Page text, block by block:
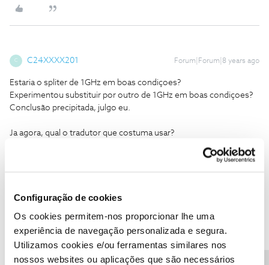
Configuração de cookies
Os cookies permitem-nos proporcionar lhe uma
experiência de navegação personalizada e segura.
Utilizamos cookies e/ou ferramentas similares nos
nossos websites ou aplicações que são necessários
C C24XXXX201 Forum|Forum|8 years ago
Estaria o spliter de 1GHz em boas condiçoes?
Experimentou substituir por outro de 1GHz em boas condiçoes?
Conclusão precipitada, julgo eu.
Ja agora, qual o tradutor que costuma usar?
Entretanto, chega outro maluco e pergunta:
Responde o primeiro:
- Olha, tirei as asas a esta mosca e ela agora não quer voar!
O outro:
- Pudera! As moscas sem asas ficam surdas…